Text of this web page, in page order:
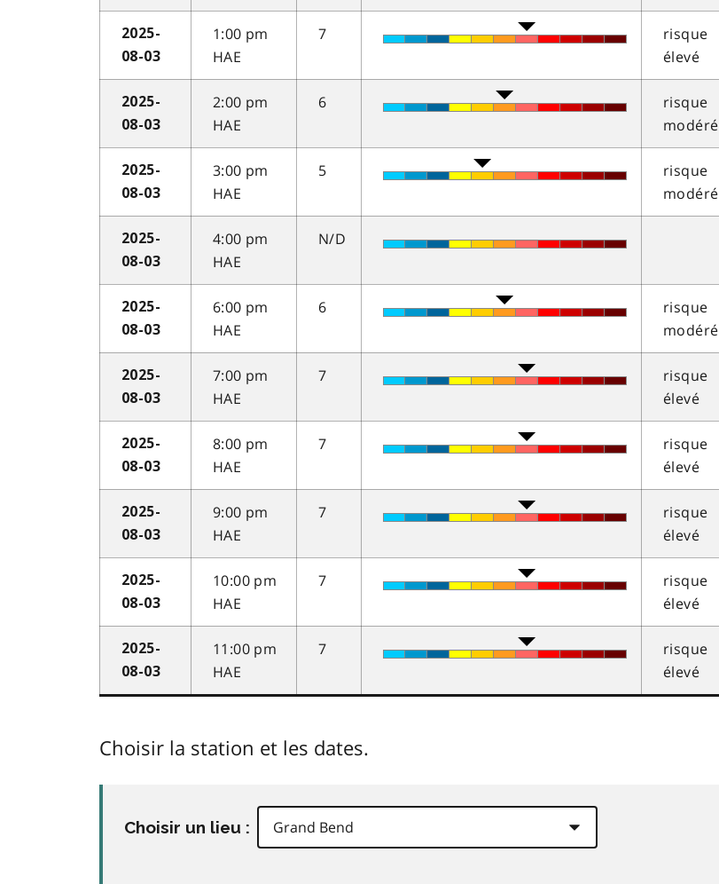
2025-
08-03
1:00 pm
HAE
7
risque
élevé
2025-
08-03
2:00 pm
HAE
6
risque
modéré
2025-
08-03
3:00 pm
HAE
5
risque
modéré
2025-
08-03
4:00 pm
HAE
N/D
2025-
08-03
6:00 pm
HAE
6
risque
modéré
2025-
08-03
7:00 pm
HAE
7
risque
élevé
2025-
08-03
8:00 pm
HAE
7
risque
élevé
2025-
08-03
9:00 pm
HAE
7
risque
élevé
2025-
08-03
10:00 pm
HAE
7
risque
élevé
2025-
08-03
11:00 pm
HAE
7
risque
élevé
Choisir la station et les dates.
Choisir un lieu :